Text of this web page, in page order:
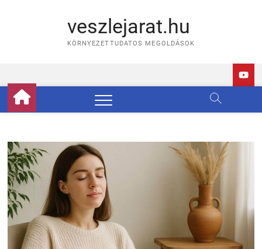
veszlejarat.hu
KÖRNYEZETTUDATOS MEGOLDÁSOK